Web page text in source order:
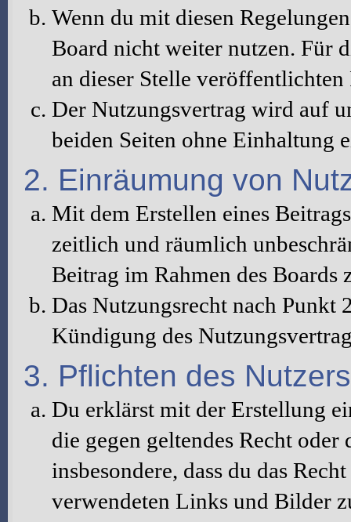
Wenn du mit diesen
Board nicht weiter nutzen. Für
an dieser Stelle veröffentlichten
Der Nutzungsvertrag wird auf
beiden Seiten ohne Einhaltung
2. Einräumung von
Mit dem Erstellen eines
zeitlich und räumlich
Beitrag im Rahmen des Boards
Das Nutzungsrecht nach Punkt
Kündigung des
3. Pflichten des Nutzers
Du erklärst mit der Erstellung
die gegen geltendes Recht
insbesondere, dass du das
verwendeten Links und Bilder